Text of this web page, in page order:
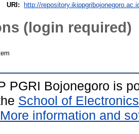
URI:
http://
(login required)
PGRI Bojonegoro is
School of
More information and